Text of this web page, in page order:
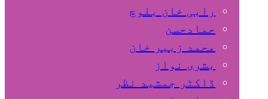
رابی خان بلوچ
حمادحسن
محمد زبیر خان
بشری نواز
ڈاکٹر جمشید نظر